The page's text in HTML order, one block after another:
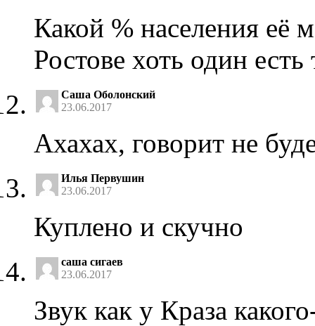
Какой % населения её
Ростове хоть один
Саша Оболонский
23.06.2017
Ахахах, говорит не
Илья Первушин
23.06.2017
Куплено и скучно
саша сигаев
23.06.2017
Звук как у Краза